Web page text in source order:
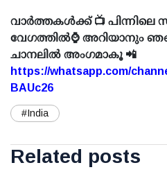
വാർത്തകൾക്ക് 📺 പിന്നിലെ
വേഗത്തിൽ⌚ അറിയാനും
ചാനലിൽ അംഗമാകൂ 📲
https://whatsapp.com/
BAUc26
#India
Related posts